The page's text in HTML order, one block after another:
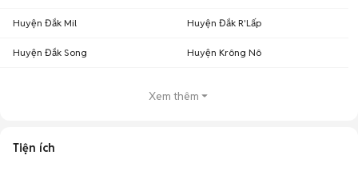
Huyện Đắk Mil Huyện Đắk R'Lấp
Huyện Đắk Song Huyện Krông Nô
Xem thêm
Tiện ích